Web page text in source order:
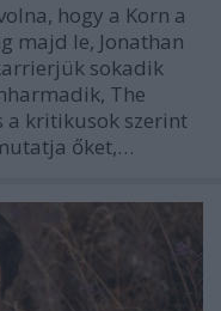
hogy a Korn a
majd le, Jonathan
sokadik
The
kritikusok szerint
őket,…